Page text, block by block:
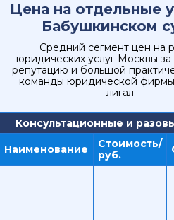
Цена на отдельные
Бабушкинском
Средний сегмент цен на
юридических услуг Москвы
репутацию и большой
команды юридической
лигал
Консультационные и
Наименование
Стоимость/
руб.